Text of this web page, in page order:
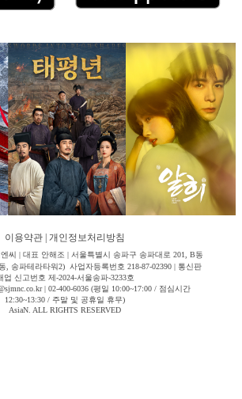
이용약관 개인정보처리방침
씨 | 대표 안해조 | 서울특별시 송파구 송파대로 201, B동
, 송파테라타워2) 사업자등록번호 218-87-02390 | 통신판
업 신고번호 제-2024-서울송파-3233호
| 02-400-6036 (평일 10:00~17:00 / 점심시간
12:30~13:30 / 주말 및 공휴일 휴무)
AsiaN. ALL RIGHTS RESERVED